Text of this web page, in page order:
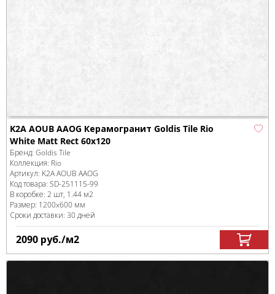
K2A AOUB AAOG Керамогранит Goldis Tile Rio
White Matt Rect 60x120
Бренд: Goldis Tile
Коллекция: Rio
Артикул: K2A AOUB AAOG
Код товара: SD-251115-99
В коробке: 2 шт, 1.44 м2
Размер: 1200x600 мм
Сроки доставки: 30 дней
2090 руб./м2